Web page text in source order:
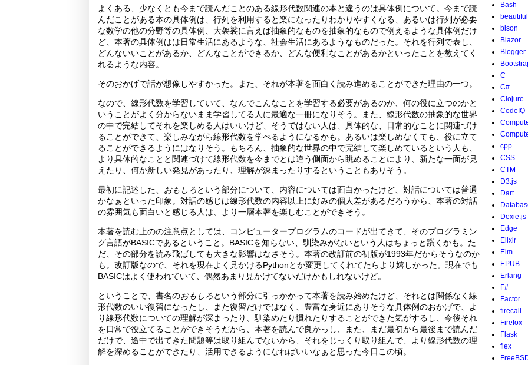
よくある、少なくとも今まで読んだことのある線形代数関連の本と違うのは具体例について。今まで読
んだことがある本の具体例は、行列を利用すると楽になったりわかりやすくなる、あるいは行列が必要
な数学の他の分野等の具体例、大袈裟に言えば抽象的なものを抽象的なもので例えるような具体例だけ
ど、本著の具体例はは日常生活にあるような、社会生活にあるようなものだった。それを行列で表し、
どんないいことがあるか、どんなことができるか、どんな便利なことがあるかといったことを教えてく
れるような内容。
そのおかげで話が想像しやすかった。また、それが本著を面白く読み進めることができた理由の一つ。
なので、線形代数を学習していて、なんでこんなことを学習する必要があるのか、何の役に立つのかと
いうことがよく分からないまま学習してる人に最適な一冊になりそう。また、線形代数の抽象的な世界
の中で完結してそれを楽しめる人はいいけど、そうではない人は、具体的な、日常的なことに関連づけ
ることができて、楽しみながら線形代数を学べるようになるかも。あるいは楽しめなくても、役に立て
ることができるようにはなりそう。もちろん、抽象的な世界の中で完結して楽しめているという人も、
より具体的なことと関連づけて線形代数を今までとは違う側面から眺めることにより、新たな一面が見
えたり、何か新しい発見があったり、理解が深まったりするということもありそう。
最初に記述した、 おもしろという部分について、内容については面白かったけど、対話については普通
かなぁといった印象。対話の感じは線形代数の内容以上に好みの個人差があるだろうから、本著の対話
の雰囲気も面白いと感じる人は、より一層本著を楽しむことができそう。
本著を読む上のの注意点としては、コンピュータープログラムのコードが出てきて、そのプログラミン
グ言語がBASICであるということ。BASICを知らない、馴染みがないという人はちょっと躓くかも。た
だ、その部分を読み飛ばしても大きな影響はなさそう。本著の改訂前の初版が1993年だからそうなのか
も。改訂版なので、それを現在よく見かけるPythonとか変更してくれてたらより嬉しかった。現在でも
BASICはよく使われていて、偶然あまり見かけてないだけかもしれないけど。
ということで、書名のおもしろという部分に引っかかって本著を読み始めたけど、それとは関係なく線
形代数のいい復習になったし、また復習だけではなく、豊富な身近にありそうな具体例のおかげで、よ
り線形代数についての理解が深まったり、馴染めたり慣れたりすることができた気がするし、今後それ
を日常で役立てることができそうだから、本著を読んで良かっし、また、まだ最初から最後まで読んだ
だけで、途中で出てきた問題等は取り組んでないから、それをじっくり取り組んで、より線形代数の理
解を深めることができたり、活用できるようになればいいなぁと思った今日この頃。
Bash
bison
Blazor
Blogger
C
C#
Clojure
CodeIQ
cpp
CSS
CTM
D3.js
Dart
Dexie.js
Edge
Elixir
Elm
EPUB
Erlang
F#
Factor
firecall
Firefox
Flask
flex